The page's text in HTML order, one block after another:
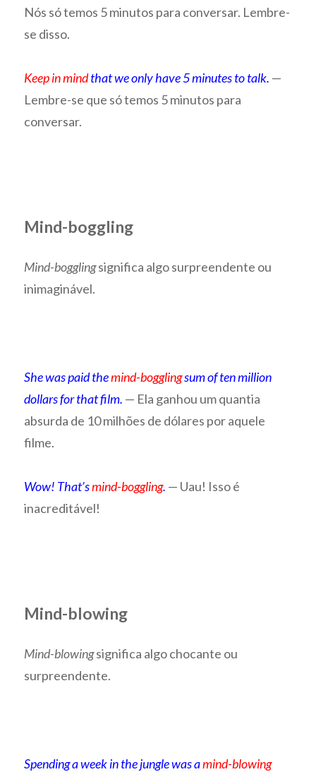
Nós só temos 5 minutos para conversar. Lembre-
se disso.
Keep in mindthat we only have 5 minutes to talk. —
Lembre-se que só temos 5 minutos para
conversar.
Mind-boggling
Mind-bogglingsignifica algo surpreendente ou
inimaginável.
She was paid themind-bogglingsum of ten million
dollars for that film. — Ela ganhou um quantia
absurda de 10 milhões de dólares por aquele
filme.
Wow! That’smind-boggling. — Uau! Isso é
inacreditável!
Mind-blowing
Mind-blowingsignifica algo chocante ou
surpreendente.
Spending a week in the jungle was amind-blowing